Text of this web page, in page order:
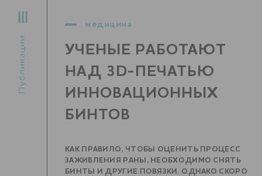
Публикации
медицина
УЧЕНЫЕ РАБОТАЮТ
НАД 3D-ПЕЧАТЬЮ
ИННОВАЦИОННЫХ
БИНТОВ
КАК ПРАВИЛО, ЧТОБЫ ОЦЕНИТЬ ПРОЦЕСС
ЗАЖИВЛЕНИЯ РАНЫ, НЕОБХОДИМО СНЯТЬ
БИНТЫ И ДРУГИЕ ПОВЯЗКИ. ОДНАКО СКОРО